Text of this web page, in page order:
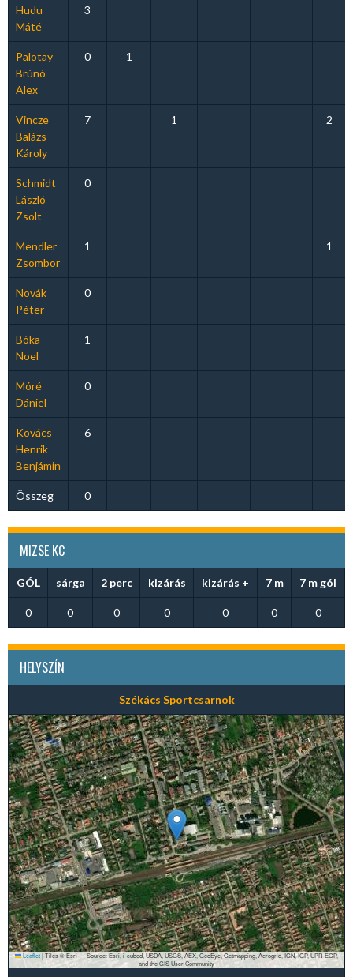
Hudu
Máté
3
Palotay
Brúnó
Alex
0 1
Vincze
Balázs
Károly
7 1 2
Schmidt
László
Zsolt
0
Mendler
Zsombor
1 1
Novák
Péter
0
Bóka
Noel
1
Móré
Dániel
0
Kovács
Henrik
Benjámin
6
Összeg 0
MIZSE KC
GÓL sárga 2 perc kizárás kizárás + 7 m 7 m gól
0 0 0 0 0 0 0
HELYSZÍN
Székács Sportcsarnok
Leaflet |Tiles © Esri — Source: Esri, i-cubed, USDA, USGS, AEX, GeoEye, Getmapping, Aerogrid, IGN, IGP, UPR-EGP,
and the GIS User Community